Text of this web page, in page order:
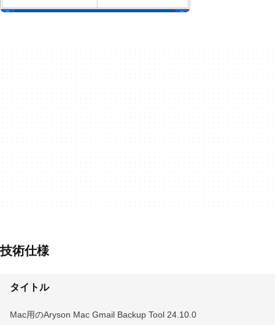
技術仕様
タイトル
Mac用のAryson Mac Gmail Backup Tool 24.10.0